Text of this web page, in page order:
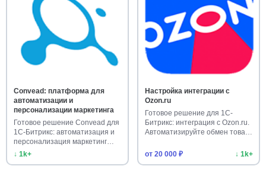
Convead: платформа для
автоматизации и
персонализации маркетинга
Готовое решение Convead для
1С-Битрикс: автоматизация и
персонализация маркетинг…
↓ 1k+
Настройка интеграции с
Ozon.ru
Готовое решение для 1С-
Битрикс: интеграция с Ozon.ru.
Автоматизируйте обмен това…
от 20 000 ₽ ↓ 1k+